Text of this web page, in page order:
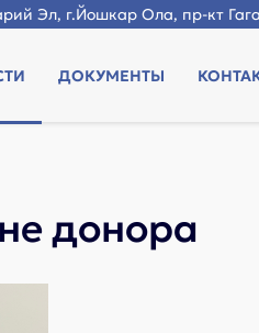
Эл, г.Йошкар Ола, пр-кт
ДОКУМЕНТЫ
донора